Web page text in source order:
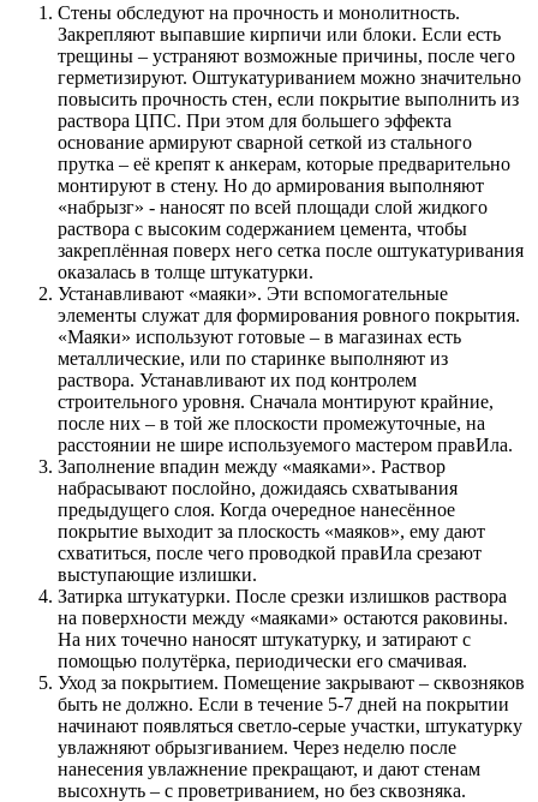
Стены обследуют на прочность и монолитность.
Закрепляют выпавшие кирпичи или блоки. Если есть
трещины – устраняют возможные причины, после чего
герметизируют. Оштукатуриванием можно значительно
повысить прочность стен, если покрытие выполнить из
раствора ЦПС. При этом для большего эффекта
основание армируют сварной сеткой из стального
прутка – её крепят к анкерам, которые предварительно
монтируют в стену. Но до армирования выполняют
«набрызг» - наносят по всей площади слой жидкого
раствора с высоким содержанием цемента, чтобы
закреплённая поверх него сетка после оштукатуривания
оказалась в толще штукатурки.
Устанавливают «маяки». Эти вспомогательные
элементы служат для формирования ровного покрытия.
«Маяки» используют готовые – в магазинах есть
металлические, или по старинке выполняют из
раствора. Устанавливают их под контролем
строительного уровня. Сначала монтируют крайние,
после них – в той же плоскости промежуточные, на
расстоянии не шире используемого мастером правИла.
Заполнение впадин между «маяками». Раствор
набрасывают послойно, дожидаясь схватывания
предыдущего слоя. Когда очередное нанесённое
покрытие выходит за плоскость «маяков», ему дают
схватиться, после чего проводкой правИла срезают
выступающие излишки.
Затирка штукатурки. После срезки излишков раствора
на поверхности между «маяками» остаются раковины.
На них точечно наносят штукатурку, и затирают с
помощью полутёрка, периодически его смачивая.
Уход за покрытием. Помещение закрывают – сквозняков
быть не должно. Если в течение 5-7 дней на покрытии
начинают появляться светло-серые участки, штукатурку
увлажняют обрызгиванием. Через неделю после
нанесения увлажнение прекращают, и дают стенам
высохнуть – с проветриванием, но без сквозняка.